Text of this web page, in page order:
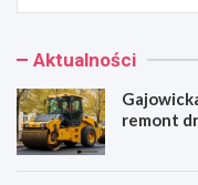
Aktualności
remont